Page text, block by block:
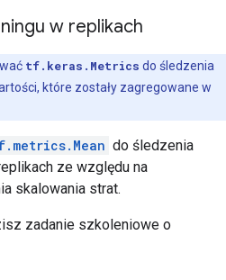
w replikach
tf.keras.Metrics do śledzenia
które zostały zagregowane w
do śledzenia
ze względu na
skalowania strat.
zadanie szkoleniowe o